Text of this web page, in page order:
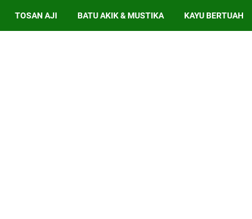
TOSAN AJI BATU AKIK & MUSTIKA KAYU BERTUAH